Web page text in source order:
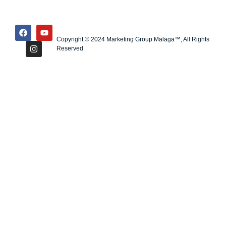
Copyright © 2024 Marketing Group Malaga™, All Rights
Reserved